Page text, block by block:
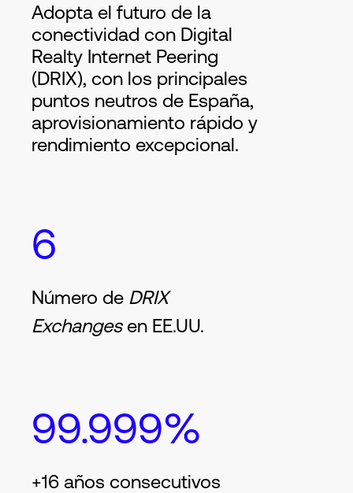
Adopta el futuro de la
conectividad con Digital
Realty Internet Peering
(DRIX), con los principales
puntos neutros de España,
aprovisionamiento rápido y
rendimiento excepcional.
6
Número de DRIX
Exchangesen EE.UU.
99.999%
+16 años consecutivos